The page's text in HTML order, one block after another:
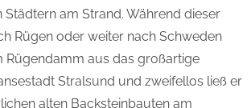
am Strand. Während dieser
Rügen oder weiter nach Schweden
Rügendamm aus das großartige
Stralsund und zweifellos ließ er
alten Backsteinbauten am